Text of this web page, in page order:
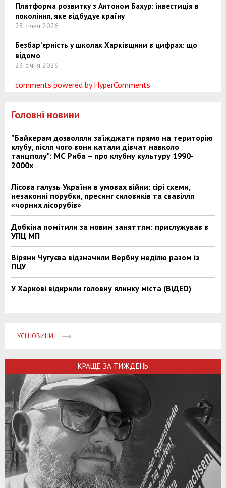
Платформа розвитку з Антоном Бахур: інвестиція в
покоління, яке відбудує країну
23 січня 2026
Безбар’єрність у школах Харківщини в цифрах: що
відомо
23 січня 2026
comments powered by HyperComments
Головні новини
"Байкерам дозволяли заїжджати прямо на територію
клубу, після чого вони катали дівчат навколо
танцполу": МС Риба – про клубну культуру 1990-
2000х
Лісова галузь України в умовах війни: сірі схеми,
незаконні порубки, пресинг силовиків та свавілля
«чорних лісорубів»
Добкіна помітили за новим заняттям: прислужував в
УПЦ МП
Віряни Чугуєва відзначили Вербну неділю разом із
ПЦУ
У Харкові відкрили головну ялинку міста (ВІДЕО)
УСІ НОВИНИ
КРАЩЕ ЗА ТИЖДЕНЬ